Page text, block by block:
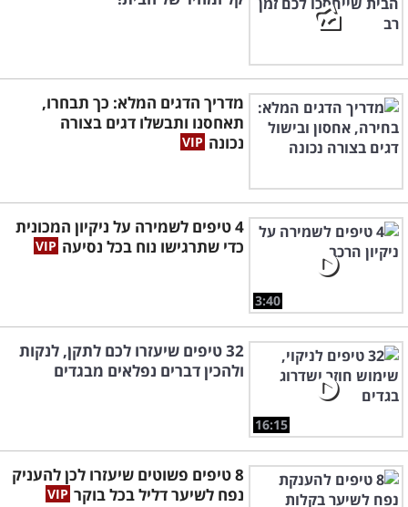
מדריך הדגים המלא: כך תבחרו,
תאחסנו ותבשלו דגים בצורה
נכונה
3:40
4 טיפים לשמירה על ניקיון המכונית
כדי שתרגישו נוח בכל נסיעה
16:15
32 טיפים שיעזרו לכם לתקן, לנקות
ולהכין דברים נפלאים מבגדים
8 טיפים פשוטים שיעזרו לכן להעניק
נפח לשיער דליל בכל בוקר